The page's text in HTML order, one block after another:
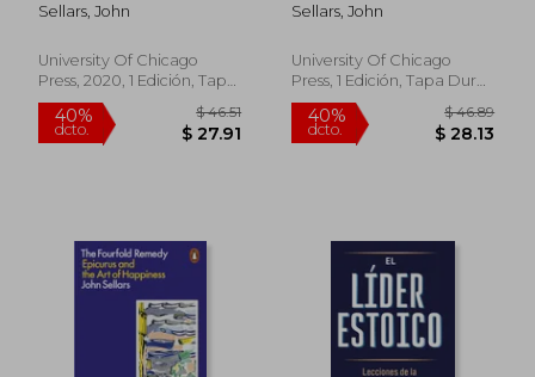
40%
dcto.
Sellars, John
University Of Chicago
Press, 2020, 1 Edición, Tapa
Dura, Nuevo
Sellars, John
University Of Chicago
Press, 1 Edición, Tapa Dura,
Nuevo